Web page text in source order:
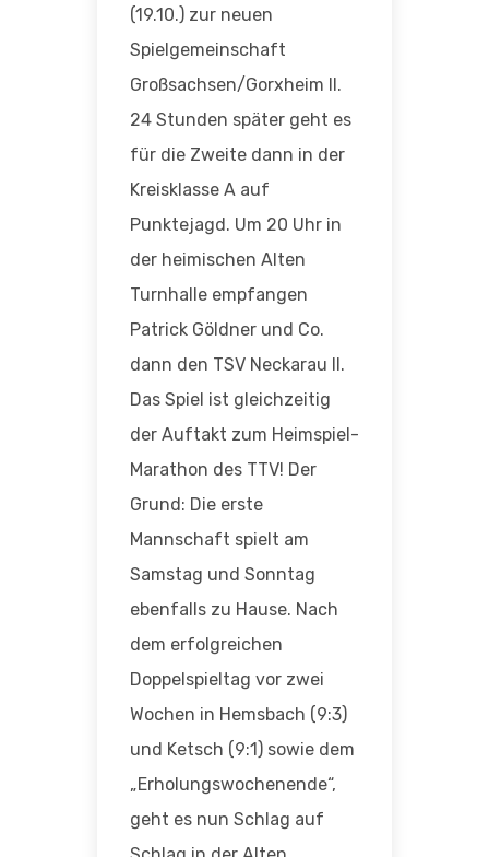
(19.10.) zur neuen
Spielgemeinschaft
Großsachsen/Gorxheim II.
24 Stunden später geht es
für die Zweite dann in der
Kreisklasse A auf
Punktejagd. Um 20 Uhr in
der heimischen Alten
Turnhalle empfangen
Patrick Göldner und Co.
dann den TSV Neckarau II.
Das Spiel ist gleichzeitig
der Auftakt zum Heimspiel-
Marathon des TTV! Der
Grund: Die erste
Mannschaft spielt am
Samstag und Sonntag
ebenfalls zu Hause. Nach
dem erfolgreichen
Doppelspieltag vor zwei
Wochen in Hemsbach (9:3)
und Ketsch (9:1) sowie dem
„Erholungswochenende“,
geht es nun Schlag auf